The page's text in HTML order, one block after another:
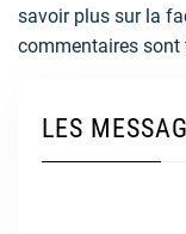
savoir plus sur la
commentaires sont
LES